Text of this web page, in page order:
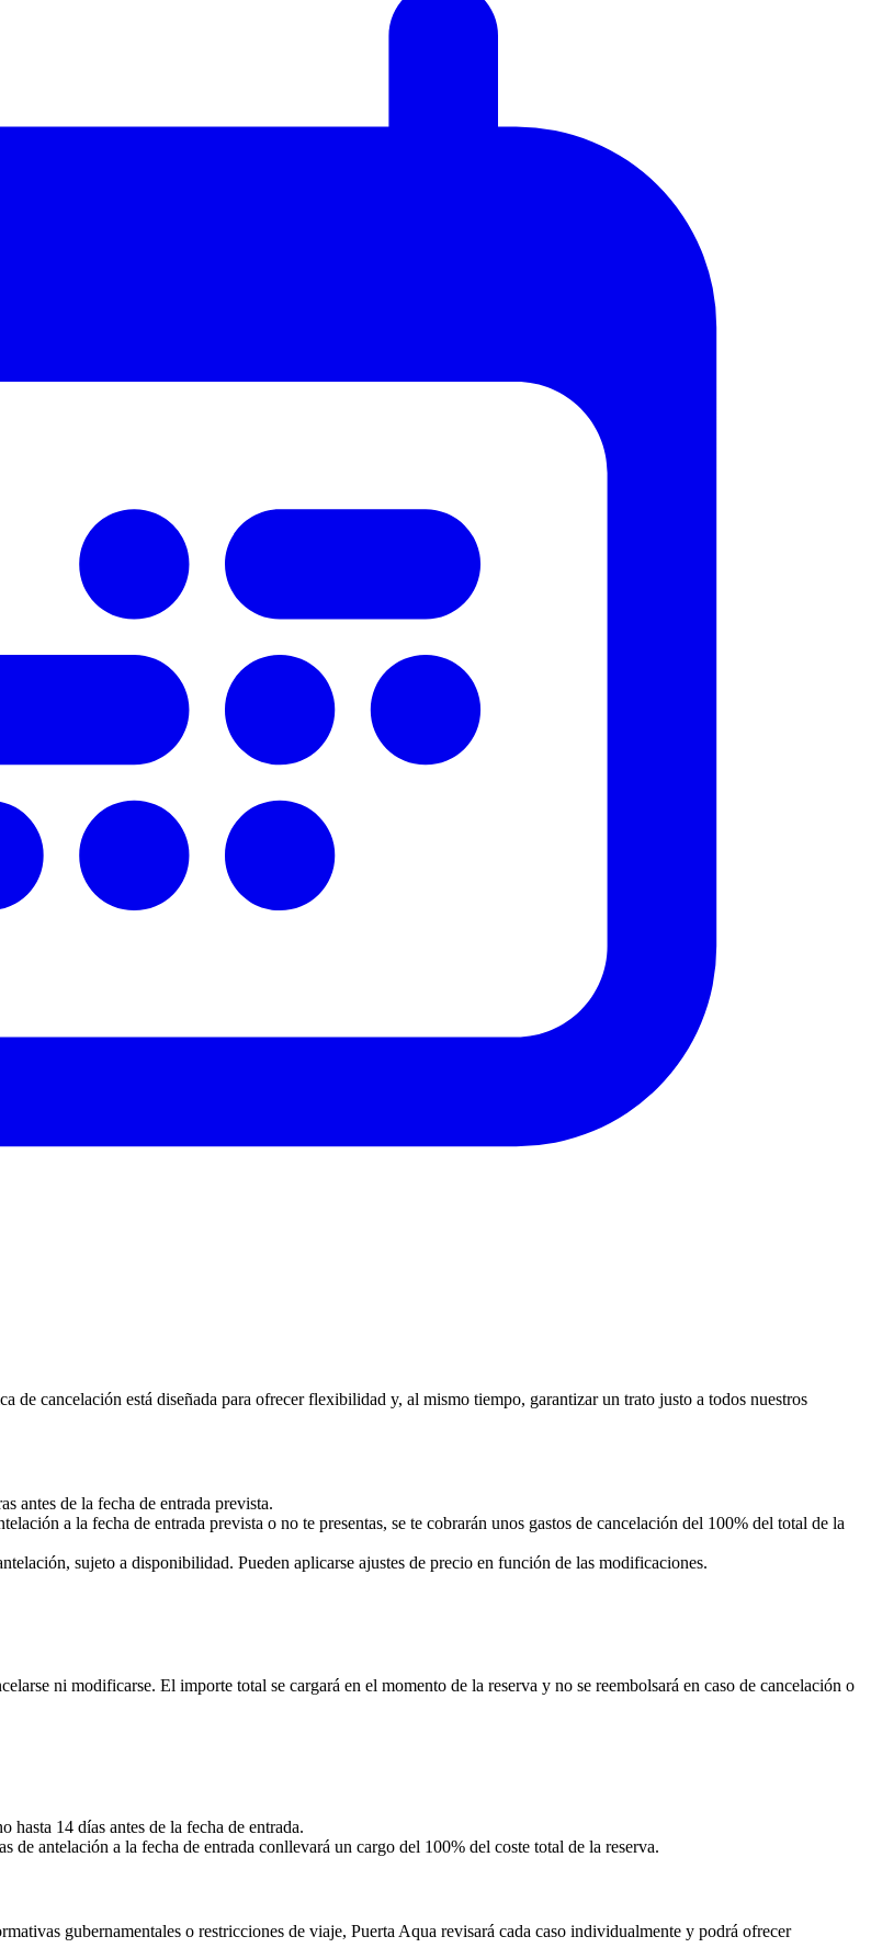
de cancelación está diseñada para ofrecer flexibilidad y, al mismo tiempo, garantizar un trato justo a todos nuestros
antes de la fecha de entrada prevista.
a la fecha de entrada prevista o no te presentas, se te cobrarán unos gastos de cancelación del 100% del total de la
sujeto a disponibilidad. Pueden aplicarse ajustes de precio en función de las modificaciones.
ni modificarse. El importe total se cargará en el momento de la reserva y no se reembolsará en caso de cancelación o
hasta 14 días antes de la fecha de entrada.
de antelación a la fecha de entrada conllevará un cargo del 100% del coste total de la reserva.
gubernamentales o restricciones de viaje, Puerta Aqua revisará cada caso individualmente y podrá ofrecer